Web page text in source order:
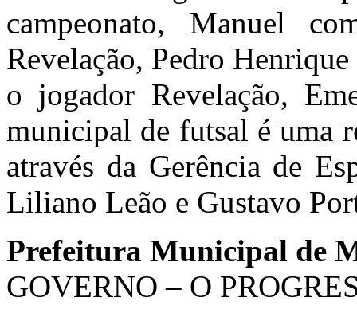
campeonato, Manuel
Revelação, Pedro
o jogador Revelação,
municipal de futsal é uma
através da Gerência de
Liliano Leão e Gustavo
Prefeitura Municipal de
GOVERNO – O